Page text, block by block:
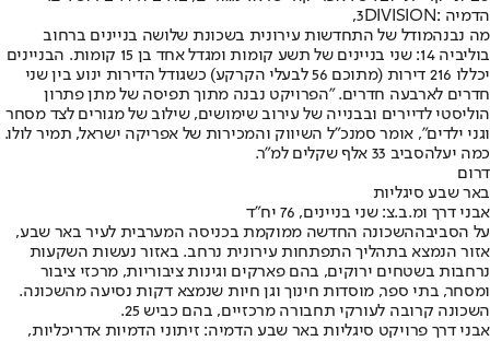
הדמיה :3DIVISION,
מה נבנהמודל של התחדשות עירונית בשכונת שלושה בניינים ברחוב
בוליביה 14: שני בניינים של תשע קומות ומגדל אחד בן 15 קומות. הבניינים
יכללו 216 דירות (מתוכם 56 לבעלי הקרקע) כשגודל הדירות ינוע בין שני
חדרים לארבעה חדרים. "הפרויקט נבנה מתוך תפיסה של מתן פתרון
הוליסטי לדיירים ובבנייה של עירוב שימושים, שילוב של מגורים לצד מסחר
וגני ילדים", אומר סמנכ״ל השיווק והמכירות של אפריקה ישראל, תמיר לולו.
כמה יעלהסביב 33 אלף שקלים למ"ר.
דרום
באר שבע סיגליות
אבני דרך ומ.ב.צ: שני בניינים, 76 יח"ד
על הסביבההשכונה החדשה ממוקמת בכניסה המערבית לעיר באר שבע,
אזור הנמצא בתהליך התפתחות עירונית נרחב. באזור נעשות השקעות
נרחבות בשטחים ירוקים, בהם פארקים וגינות ציבוריות, מרכזי ציבור
ומסחר, בתי ספר, מוסדות חינוך וגן חיות שנמצא דקות נסיעה מהשכונה.
השכונה קרובה לעורקי תחבורה מרכזיים, בהם כביש 25.
אבני דרך פרויקט סיגליות באר שבע הדמיה: זיתוני הדמיות אדריכליות,